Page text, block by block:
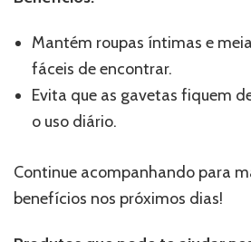
Mantém roupas íntimas e
fáceis de encontrar.
Evita que as gavetas fiquem
o uso diário.
Continue acompanhando para
benefícios nos próximos dias!